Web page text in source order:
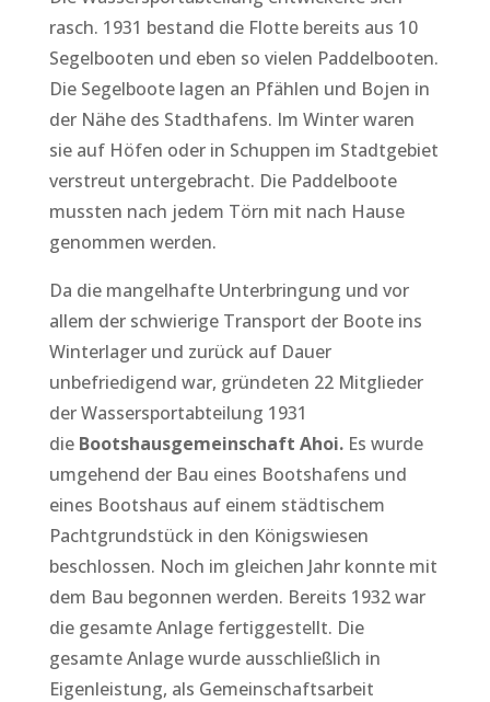
rasch. 1931 bestand die Flotte bereits aus 10
Segelbooten und eben so vielen Paddelbooten.
Die Segelboote lagen an Pfählen und Bojen in
der Nähe des Stadthafens. Im Winter waren
sie auf Höfen oder in Schuppen im Stadtgebiet
verstreut untergebracht. Die Paddelboote
mussten nach jedem Törn mit nach Hause
genommen werden.
Da die mangelhafte Unterbringung und vor
allem der schwierige Transport der Boote ins
Winterlager und zurück auf Dauer
unbefriedigend war, gründeten 22 Mitglieder
der Wassersportabteilung 1931
dieBootshausgemeinschaft Ahoi. Es wurde
umgehend der Bau eines Bootshafens und
eines Bootshaus auf einem städtischem
Pachtgrundstück in den Königswiesen
beschlossen. Noch im gleichen Jahr konnte mit
dem Bau begonnen werden. Bereits 1932 war
die gesamte Anlage fertiggestellt. Die
gesamte Anlage wurde ausschließlich in
Eigenleistung, als Gemeinschaftsarbeit